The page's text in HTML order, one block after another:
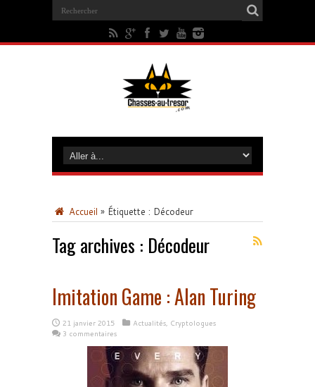
Accueil » Étiquette : Décodeur
Tag archives : Décodeur
Imitation Game : Alan Turing
21 janvier 2015 Actualités, Cryptologues
3 commentaires